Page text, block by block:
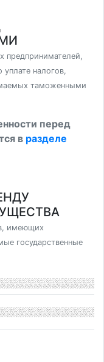
предпринимателей,
налогов,
таможенными
перед
в разделе
имеющих
государственные